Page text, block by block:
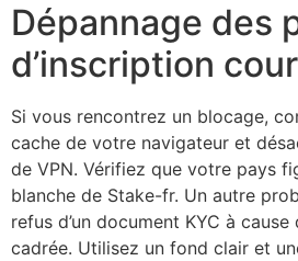
Dépannage des
d’inscription
Si vous rencontrez un blocage,
cache de votre navigateur et
de VPN. Vérifiez que votre pays
blanche de Stake-fr. Un autre
refus d’un document KYC à cause
cadrée. Utilisez un fond clair et